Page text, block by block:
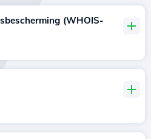
(WHOIS-